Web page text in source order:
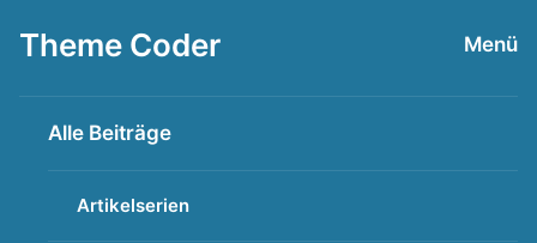
Inhalt
Theme Coder Menü
Alle Beiträge
Artikelserien